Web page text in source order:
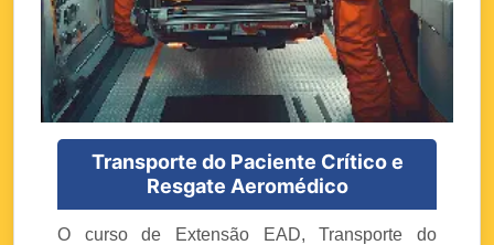
Transporte do Paciente Crítico e
Resgate Aeromédico
O curso de Extensão EAD, Transporte do